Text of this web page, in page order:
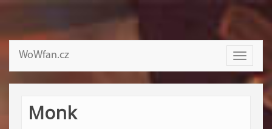
Toggle
WoWfan.cz
Monk